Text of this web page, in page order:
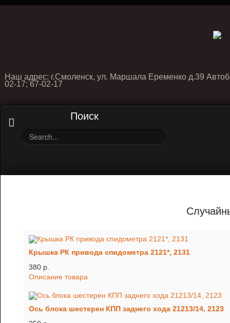
Наш адрес: г.Смоленск, ул. Маршала Еременко д.39
02-17; 67-02-17
Поиск
Крышка РК привода спидометра 2121*, 2131
380 p.
Описание товара
Ось блока шестерен КПП заднего хода 21213/14, 2123